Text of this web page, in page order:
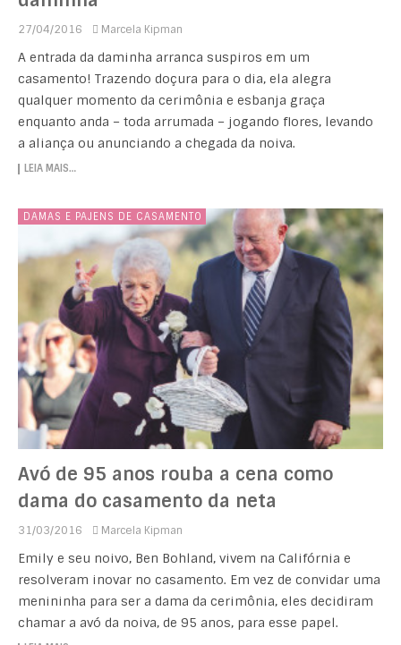
27/04/2016 Marcela Kipman
A entrada da daminha arranca suspiros em um
casamento! Trazendo doçura para o dia, ela alegra
qualquer momento da cerimônia e esbanja graça
enquanto anda – toda arrumada – jogando flores, levando
a aliança ou anunciando a chegada da noiva.
LEIA MAIS…
DAMAS E PAJENS DE CASAMENTO
Avó de 95 anos rouba a cena como
dama do casamento da neta
31/03/2016 Marcela Kipman
Emily e seu noivo, Ben Bohland, vivem na Califórnia e
resolveram inovar no casamento. Em vez de convidar uma
menininha para ser a dama da cerimônia, eles decidiram
chamar a avó da noiva, de 95 anos, para esse papel.